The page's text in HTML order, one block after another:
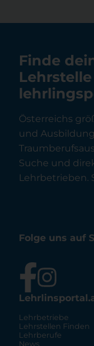
Finde
Österreichs
und
Suche und
Lehrbetrieben.
Folge uns auf
Lehrbetriebe
Lehrstellen Finden
Lehrberufe
News